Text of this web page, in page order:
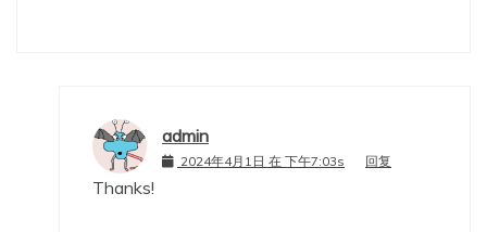
admin
2024年4月1日 在 下午7:03s 回复
Thanks!